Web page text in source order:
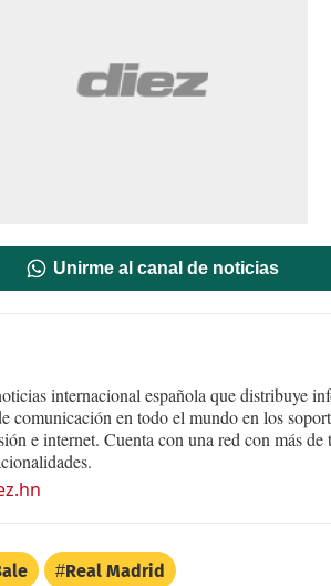
Unirme al canal de noticias
internacional española que distribuye
comunicación en todo el mundo en los
e internet. Cuenta con una red con más de
Real Madrid